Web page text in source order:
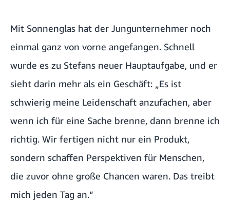
Mit Sonnenglas hat der Jungunternehmer noch
einmal ganz von vorne angefangen. Schnell
wurde es zu Stefans neuer Hauptaufgabe, und er
sieht darin mehr als ein Geschäft: „Es ist
schwierig meine Leidenschaft anzufachen, aber
wenn ich für eine Sache brenne, dann brenne ich
richtig. Wir fertigen nicht nur ein Produkt,
sondern schaffen Perspektiven für Menschen,
die zuvor ohne große Chancen waren. Das treibt
mich jeden Tag an.“